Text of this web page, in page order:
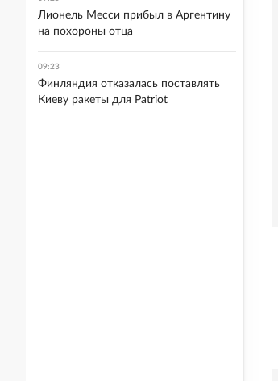
Лионель Месси прибыл в Аргентину
на похороны отца
09:23
Финляндия отказалась поставлять
Киеву ракеты для Patriot